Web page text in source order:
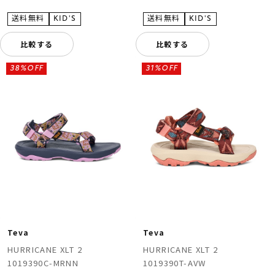
比較する 比較する
Teva
HURRICANE XLT 2
1019390C-MRNN
38%OFF
Teva
HURRICANE XLT 2
1019390T-AVW
31%OFF